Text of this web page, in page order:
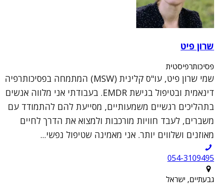
שרון פיט
פסיכותרפיסטית
שמי שרון פיט, עו"ס קלינית (MSW) המתמחה בפסיכותרפיה
דינאמית ובטיפול בגישת EMDR. בעבודתי אני מלווה אנשים
בתהליכים רגשיים משמעותיים, מסייעת להם להתמודד עם
משברים, לעבד חוויות מורכבות ולמצוא את הדרך לחיים
מאוזנים ושלווים יותר. אני מאמינה שטיפול נפשי...
054-3109495
גבעתיים, ישראל